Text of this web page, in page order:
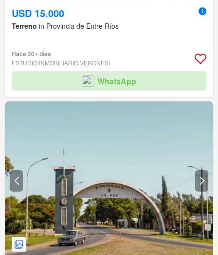
USD 15.000
Terreno in Provincia de Entre Ríos
Hace 30+ días
ESTUDIO INMOBILIARIO VERONESI
WhatsApp